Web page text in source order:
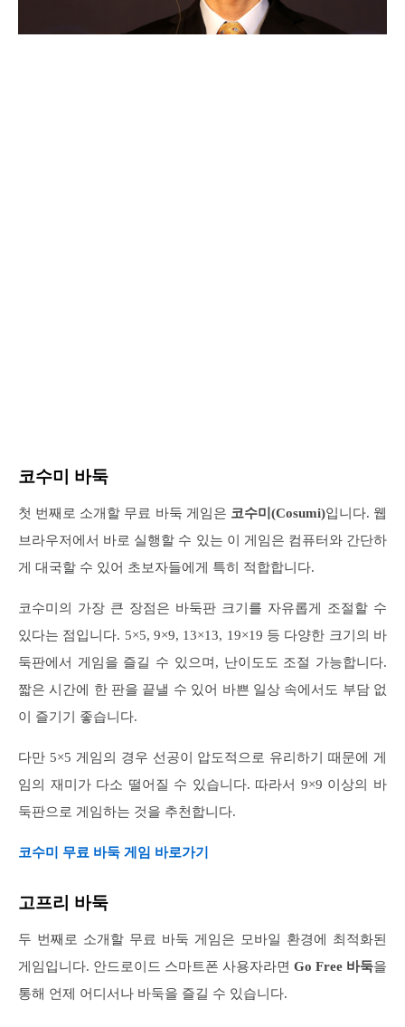
코수미 바둑
첫 번째로 소개할 무료 바둑 게임은 코수미(Cosumi)입니다. 웹
브라우저에서 바로 실행할 수 있는 이 게임은 컴퓨터와 간단하
게 대국할 수 있어 초보자들에게 특히 적합합니다.
코수미의 가장 큰 장점은 바둑판 크기를 자유롭게 조절할 수
있다는 점입니다. 5×5, 9×9, 13×13, 19×19 등 다양한 크기의 바
둑판에서 게임을 즐길 수 있으며, 난이도도 조절 가능합니다.
짧은 시간에 한 판을 끝낼 수 있어 바쁜 일상 속에서도 부담 없
이 즐기기 좋습니다.
다만 5×5 게임의 경우 선공이 압도적으로 유리하기 때문에 게
임의 재미가 다소 떨어질 수 있습니다. 따라서 9×9 이상의 바
둑판으로 게임하는 것을 추천합니다.
코수미 무료 바둑 게임 바로가기
고프리 바둑
두 번째로 소개할 무료 바둑 게임은 모바일 환경에 최적화된
게임입니다. 안드로이드 스마트폰 사용자라면 Go Free 바둑을
통해 언제 어디서나 바둑을 즐길 수 있습니다.